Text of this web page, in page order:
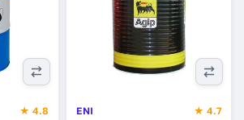
★ 4.8
ENI
★ 4.7